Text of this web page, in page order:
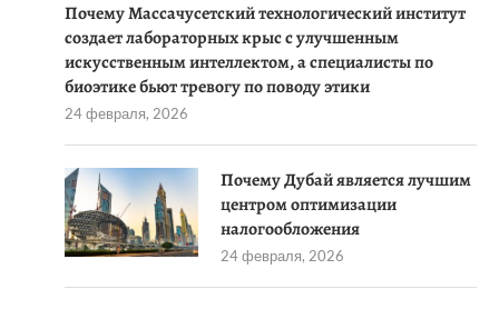
Почему Массачусетский технологический институт
создает лабораторных крыс с улучшенным
искусственным интеллектом, а специалисты по
биоэтике бьют тревогу по поводу этики
24 февраля, 2026
Почему Дубай является лучшим
центром оптимизации
налогообложения
24 февраля, 2026